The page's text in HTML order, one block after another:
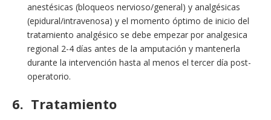
anestésicas (bloqueos nervioso/general) y analgésicas
(epidural/intravenosa) y el momento óptimo de inicio del
tratamiento analgésico se debe empezar por analgesica
regional 2-4 días antes de la amputación y mantenerla
durante la intervención hasta al menos el tercer día post-
operatorio.
6. Tratamiento